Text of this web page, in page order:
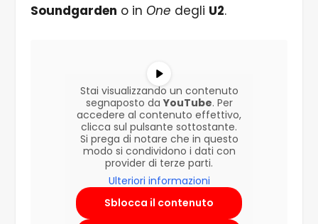
Soundgarden o in One degli U2.
Stai visualizzando un contenuto
segnaposto daYouTube. Per
accedere al contenuto effettivo,
clicca sul pulsante sottostante.
Si prega di notare che in questo
modo si condividono i dati con
provider di terze parti.
Ulteriori informazioni
Sblocca il contenuto